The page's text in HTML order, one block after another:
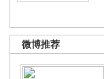
微博推荐